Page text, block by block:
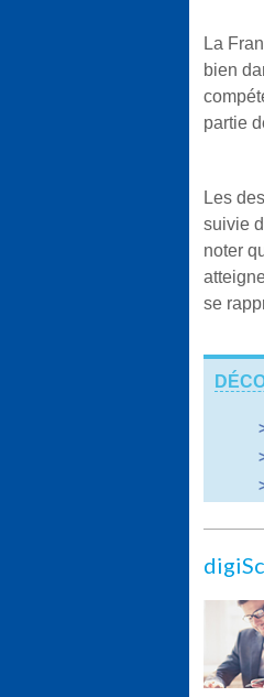
La
bien
partie
Les
suivie
noter
se